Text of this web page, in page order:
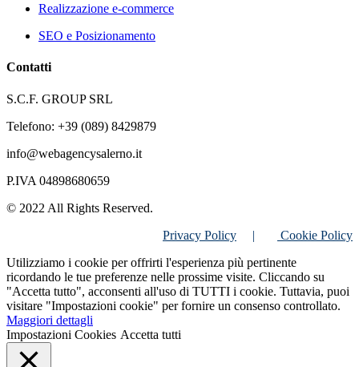
Realizzazione e-commerce
SEO e Posizionamento
Contatti
S.C.F. GROUP SRL
Telefono: +39 (089) 8429879
info@webagencysalerno.it
P.IVA 04898680659
© 2022 All Rights Reserved.
Privacy Policy |
Cookie Policy
Utilizziamo i cookie per offrirti l'esperienza più pertinente
ricordando le tue preferenze nelle prossime visite. Cliccando su
"Accetta tutto", acconsenti all'uso di TUTTI i cookie. Tuttavia, puoi
visitare "Impostazioni cookie" per fornire un consenso controllato.
Maggiori dettagli
Impostazioni Cookies Accetta tutti